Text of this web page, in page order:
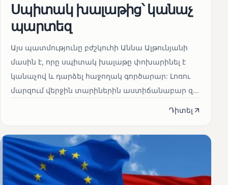
Սպիտակ խալաթից՝ կանաչ
պարտեզ
Այս պատմությունը բժշկուհի Աննա Ալթունյանի
մասին է, որը սպիտակ խալաթը փոխարինել է
կանաչով և դարձել հաջողակ գործարար: Լոռու
մարզում վերջին տարիներին աստիճանաբար զ...
Դիտել